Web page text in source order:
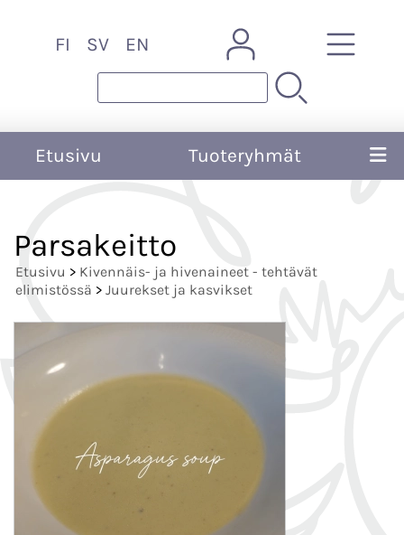
FI SV EN
Etusivu Tuoteryhmät
Parsakeitto
Etusivu > Kivennäis- ja hivenaineet - tehtävät
elimistössä > Juurekset ja kasvikset